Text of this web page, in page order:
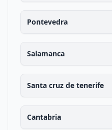
Pontevedra
Salamanca
Santa cruz de tenerife
Cantabria